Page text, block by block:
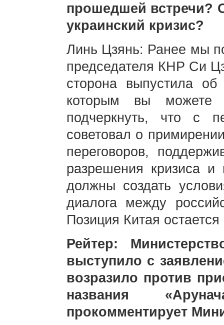
прошедшей встречи?
украинский кризис?
Линь Цзянь: Ранее мы
председателя КНР Си
сторона выпустила
которым вы можете
подчеркнуть, что с
советовал о
переговоров,
разрешения кризиса и
должны создать
диалога между
Позиция Китая
Рейтер:
выступило с
возразило против
названия
прокомментирует